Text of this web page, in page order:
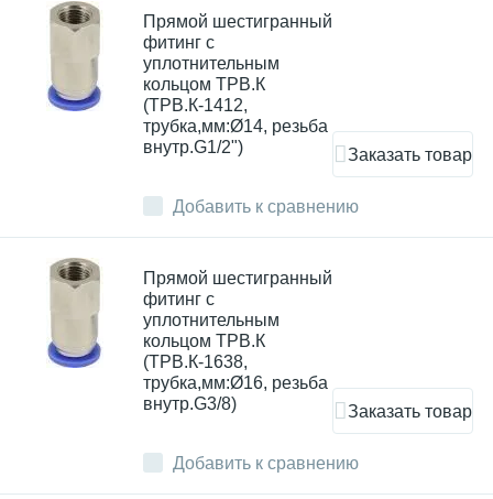
Добавить к сравнению
Прямой шестигранный
фитинг с
уплотнительным
кольцом ТРВ.К
(ТРВ.К-1412,
трубка,мм:Ø14, резьба
внутр.G1/2")
Заказать товар
Добавить к сравнению
Прямой шестигранный
фитинг с
уплотнительным
кольцом ТРВ.К
(ТРВ.К-1638,
трубка,мм:Ø16, резьба
внутр.G3/8)
Заказать товар